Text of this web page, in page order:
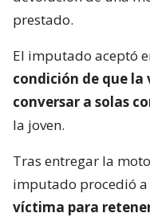
prestado.
El imputado aceptó
condición de que
conversar a solas
la joven.
Tras entregar la
imputado procedió a
víctima para